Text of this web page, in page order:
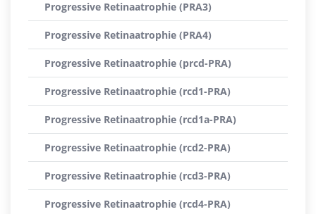
Progressive Retinaatrophie (PRA3)
Progressive Retinaatrophie (PRA4)
Progressive Retinaatrophie (prcd-PRA)
Progressive Retinaatrophie (rcd1-PRA)
Progressive Retinaatrophie (rcd1a-PRA)
Progressive Retinaatrophie (rcd2-PRA)
Progressive Retinaatrophie (rcd3-PRA)
Progressive Retinaatrophie (rcd4-PRA)